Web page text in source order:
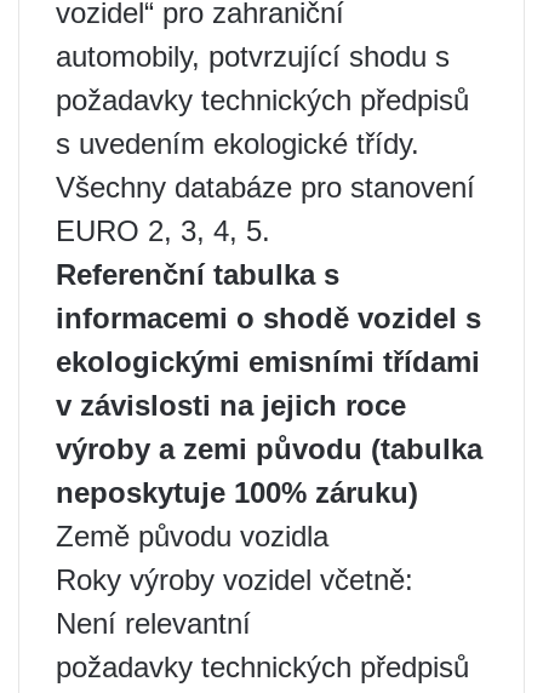
vozidel“ pro zahraniční
automobily, potvrzující shodu s
požadavky technických předpisů
s uvedením ekologické třídy.
Všechny databáze pro stanovení
EURO 2, 3, 4, 5.
Referenční tabulka s
informacemi o shodě vozidel s
ekologickými emisními třídami
v závislosti na jejich roce
výroby a zemi původu (tabulka
neposkytuje 100% záruku)
Země původu vozidla
Roky výroby vozidel včetně:
Není relevantní
požadavky technických předpisů